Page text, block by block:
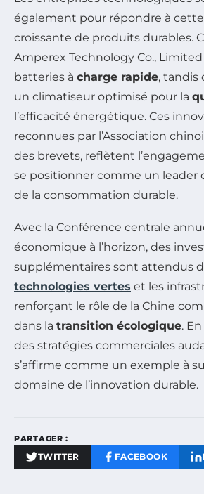
également pour répondre à
croissante de produits durables.
Amperex Technology Co.,
batteries à charge rapide, tandis
un climatiseur optimisé pour la
l’efficacité énergétique. Ces
reconnues par l’Association
des brevets, reflètent
se positionner comme un leader
de la consommation durable.
Avec la Conférence centrale
économique à l’horizon, des
supplémentaires sont attendus
technologies vertes et les
renforçant le rôle de la Chine
dans la transition écologique.
des stratégies commerciales
s’affirme comme un exemple à
domaine de l’innovation durable.
PARTAGER :
TWITTER FACEBOOK